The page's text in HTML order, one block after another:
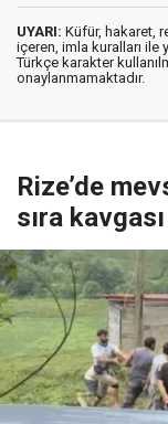
UYARI: Küfür, hakaret,
içeren, imla kuralları ile
Türkçe karakter
onaylanmamaktadır.
Rize’de
sıra kavgası